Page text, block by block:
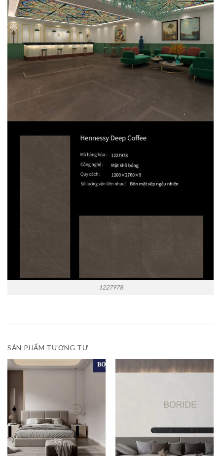
1227978
SẢN PHẨM TƯƠNG TỰ